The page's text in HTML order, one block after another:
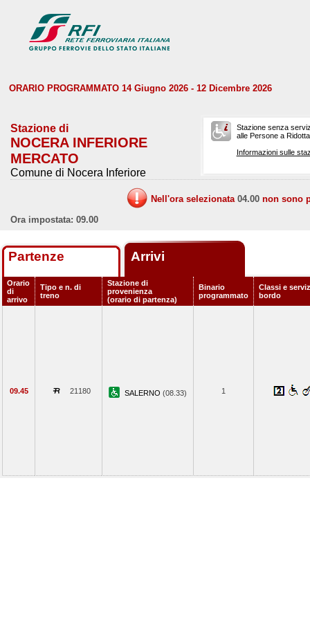
ORARIO PROGRAMMATO 14 Giugno 2026 - 12 Dicembre 2026
Stazione di
NOCERA INFERIORE
MERCATO
Comune di Nocera Inferiore
Stazione senza
alle Persone a
Informazioni sulle
Nell'ora selezionata 04.00 non sono
Ora impostata: 09.00
Partenze Arrivi
Orario
di
arrivo
Tipo e n. di
treno
Stazione di
provenienza
(orario di partenza)
Binario
programmato
Classi e
bordo
09.45 21180 SALERNO (08.33) 1